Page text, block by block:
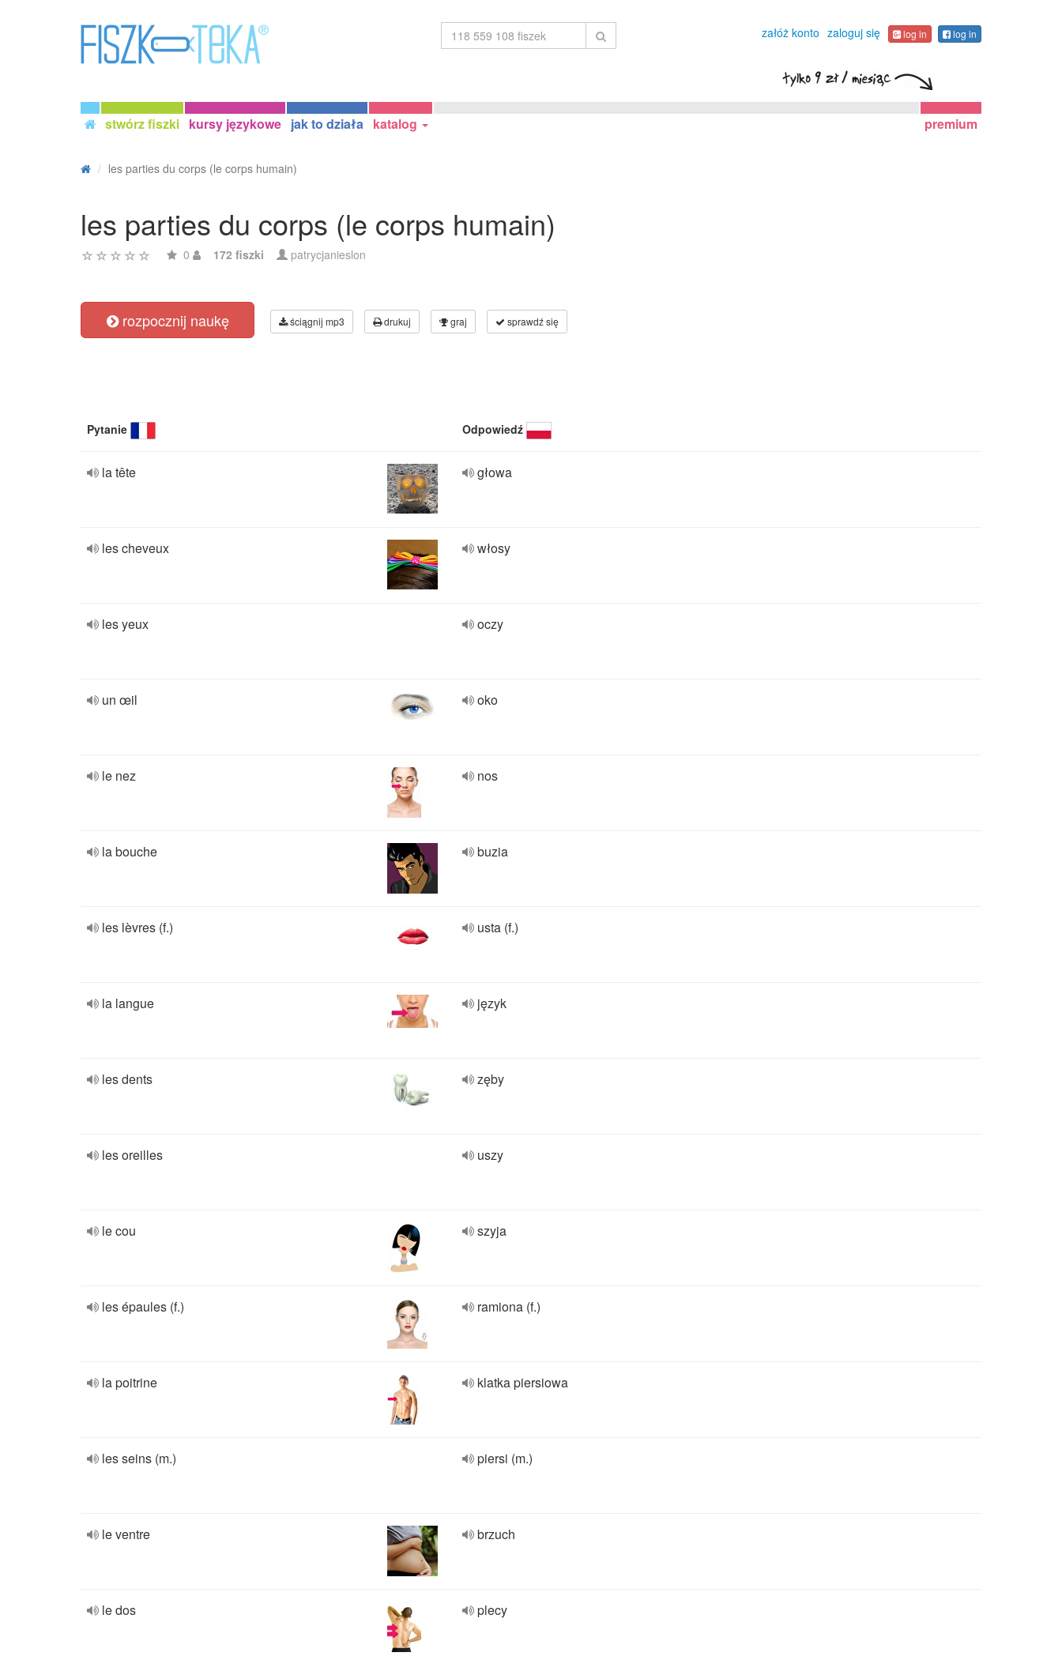
załóż konto zaloguj się log in log in
stwórz fiszki kursy językowe jak to działa katalog premium
les parties du corps (le corps humain)
les parties du corps (le corps humain)
0 172 fiszki patrycjanieslon
rozpocznij naukę ściągnij mp3 drukuj graj sprawdź się
Pytanie Odpowiedź
la tête głowa
les cheveux włosy
les yeux oczy
un œil oko
le nez nos
la bouche buzia
les lèvres (f.) usta (f.)
la langue język
les dents zęby
les oreilles uszy
le cou szyja
les épaules (f.) ramiona (f.)
la poitrine klatka piersiowa
les seins (m.) piersi (m.)
le ventre brzuch
le dos plecy